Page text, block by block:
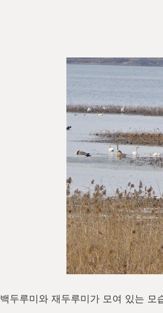
백두루미와 재두루미가 모여 있는 모